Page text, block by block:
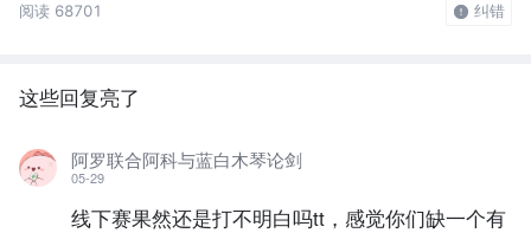
阅读 68701 纠错
这些回复亮了
阿罗联合阿科与蓝白木琴论剑
05-29
线下赛果然还是打不明白吗tt，感觉你们缺一个有